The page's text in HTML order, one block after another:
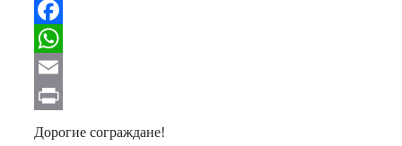
Telegram
Facebook
WhatsApp
Email
Print
Дорогие сограждане!